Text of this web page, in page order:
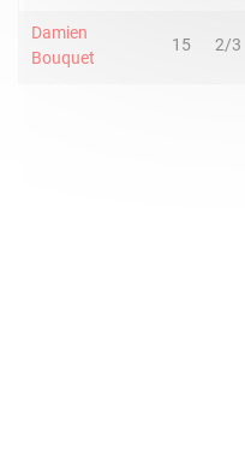
Damien
Bouquet
15 2/3